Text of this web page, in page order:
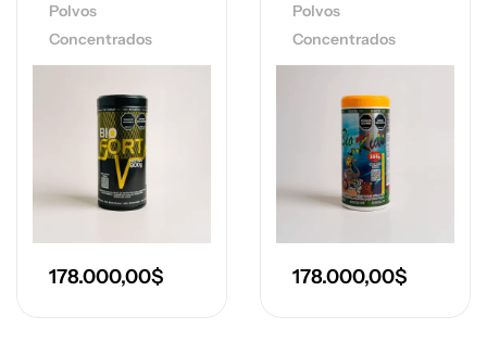
Polvos
Concentrados
178.000,00$
Polvos
Concentrados
178.000,00$